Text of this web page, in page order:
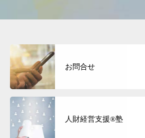
お問合せ
人財経営支援®︎塾